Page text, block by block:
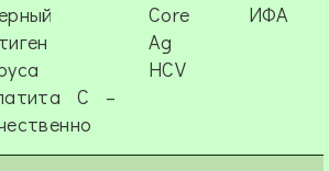
С –
Core
Ag
HCV
ИФА